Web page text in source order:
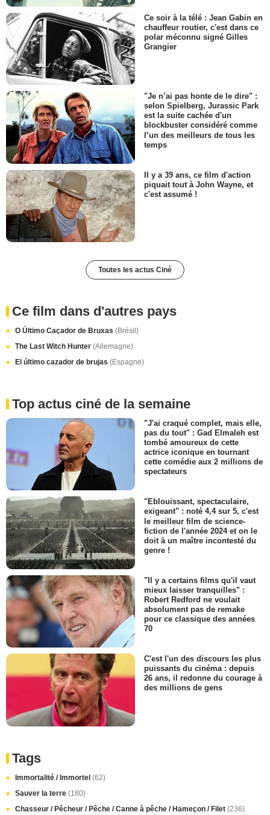
Ce soir à la télé : Jean Gabin en
chauffeur routier, c'est dans ce
polar méconnu signé Gilles
Grangier
"Je n’ai pas honte de le dire" :
selon Spielberg, Jurassic Park
est la suite cachée d'un
blockbuster considéré comme
l’un des meilleurs de tous les
temps
Il y a 39 ans, ce film d'action
piquait tout à John Wayne, et
c'est assumé !
Toutes les actus Ciné
Ce film dans d'autres pays
O Último Caçador de Bruxas (Brésil)
The Last Witch Hunter (Allemagne)
El último cazador de brujas (Espagne)
Top actus ciné de la semaine
"J'ai craqué complet, mais elle,
pas du tout" : Gad Elmaleh est
tombé amoureux de cette
actrice iconique en tournant
cette comédie aux 2 millions de
spectateurs
"Eblouissant, spectaculaire,
exigeant" : noté 4,4 sur 5, c'est
le meilleur film de science-
fiction de l'année 2024 et on le
doit à un maître incontesté du
genre !
"Il y a certains films qu'il vaut
mieux laisser tranquilles" :
Robert Redford ne voulait
absolument pas de remake
pour ce classique des années
70
C'est l'un des discours les plus
puissants du cinéma : depuis
26 ans, il redonne du courage à
des millions de gens
Tags
Immortalité / Immortel (62)
Sauver la terre (180)
Chasseur / Pêcheur / Pêche / Canne à pêche / Hameçon / Filet (236)